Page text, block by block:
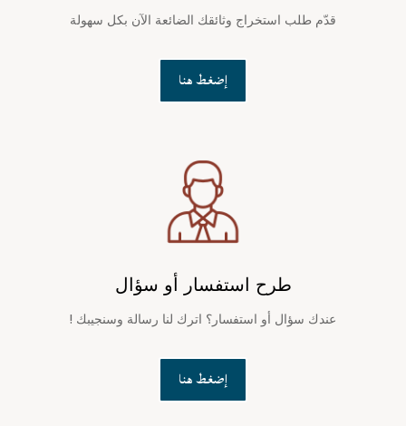
قدّم طلب استخراج وثائقك الضائعة الآن بكل سهولة
إضغط هنا
طرح استفسار أو سؤال
عندك سؤال أو استفسار؟ اترك لنا رسالة وسنجيبك !
إضغط هنا